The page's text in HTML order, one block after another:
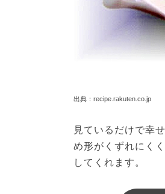
出典：recipe.rakuten.co.jp
見ているだけで幸
め形がくずれにく
してくれます。